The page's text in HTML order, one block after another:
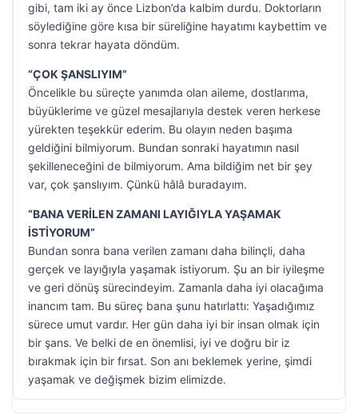
gibi, tam iki ay önce Lizbon’da kalbim durdu. Doktorların
söylediğine göre kısa bir süreliğine hayatımı kaybettim ve
sonra tekrar hayata döndüm.
“ÇOK ŞANSLIYIM”
Öncelikle bu süreçte yanımda olan aileme, dostlarıma,
büyüklerime ve güzel mesajlarıyla destek veren herkese
yürekten teşekkür ederim. Bu olayın neden başıma
geldiğini bilmiyorum. Bundan sonraki hayatımın nasıl
şekilleneceğini de bilmiyorum. Ama bildiğim net bir şey
var, çok şanslıyım. Çünkü hâlâ buradayım.
“BANA VERİLEN ZAMANI LAYIĞIYLA YAŞAMAK
İSTİYORUM”
Bundan sonra bana verilen zamanı daha bilinçli, daha
gerçek ve layığıyla yaşamak istiyorum. Şu an bir iyileşme
ve geri dönüş sürecindeyim. Zamanla daha iyi olacağıma
inancım tam. Bu süreç bana şunu hatırlattı: Yaşadığımız
sürece umut vardır. Her gün daha iyi bir insan olmak için
bir şans. Ve belki de en önemlisi, iyi ve doğru bir iz
bırakmak için bir fırsat. Son anı beklemek yerine, şimdi
yaşamak ve değişmek bizim elimizde.